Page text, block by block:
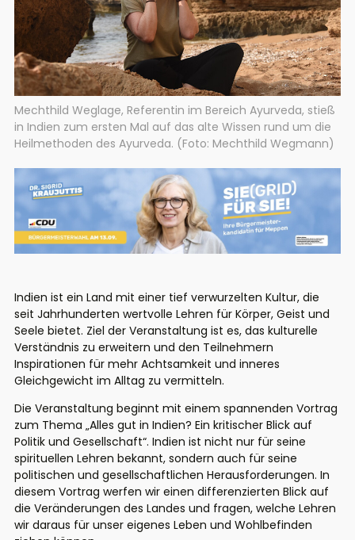
Mechthild Weglage, Referentin im Bereich Ayurveda, stieß
in Indien zum ersten Mal auf das alte Wissen rund um die
Heilmethoden des Ayurveda. (Foto: Mechthild Wegmann)
Indien ist ein Land mit einer tief verwurzelten Kultur, die
seit Jahrhunderten wertvolle Lehren für Körper, Geist und
Seele bietet. Ziel der Veranstaltung ist es, das kulturelle
Verständnis zu erweitern und den Teilnehmern
Inspirationen für mehr Achtsamkeit und inneres
Gleichgewicht im Alltag zu vermitteln.
Die Veranstaltung beginnt mit einem spannenden Vortrag
zum Thema „Alles gut in Indien? Ein kritischer Blick auf
Politik und Gesellschaft“. Indien ist nicht nur für seine
spirituellen Lehren bekannt, sondern auch für seine
politischen und gesellschaftlichen Herausforderungen. In
diesem Vortrag werfen wir einen differenzierten Blick auf
die Veränderungen des Landes und fragen, welche Lehren
wir daraus für unser eigenes Leben und Wohlbefinden